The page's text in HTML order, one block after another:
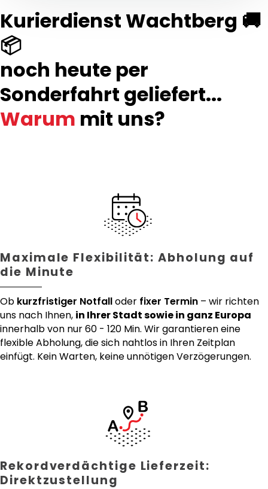
Kurierdienst Wachtberg 🚚
📦
noch heute per
Sonderfahrt geliefert...
Warum mit uns?
Maximale Flexibilität: Abholung auf
die Minute
Ob kurzfristiger Notfalloder fixer Termin – wir richten
uns nach Ihnen, in Ihrer Stadt sowie in ganz Europa
innerhalb von nur 60 - 120 Min. Wir garantieren eine
flexible Abholung, die sich nahtlos in Ihren Zeitplan
einfügt. Kein Warten, keine unnötigen Verzögerungen.
Rekordverdächtige Lieferzeit:
Direktzustellung